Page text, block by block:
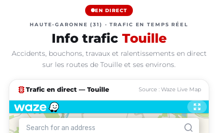
EN DIRECT
HAUTE-GARONNE (31) · TRAFIC EN TEMPS RÉEL
Info trafic Touille
Accidents, bouchons, travaux et ralentissements en direct
sur les routes de Touille et ses environs.
traffic Trafic en direct — Touille Source : Waze Live Map